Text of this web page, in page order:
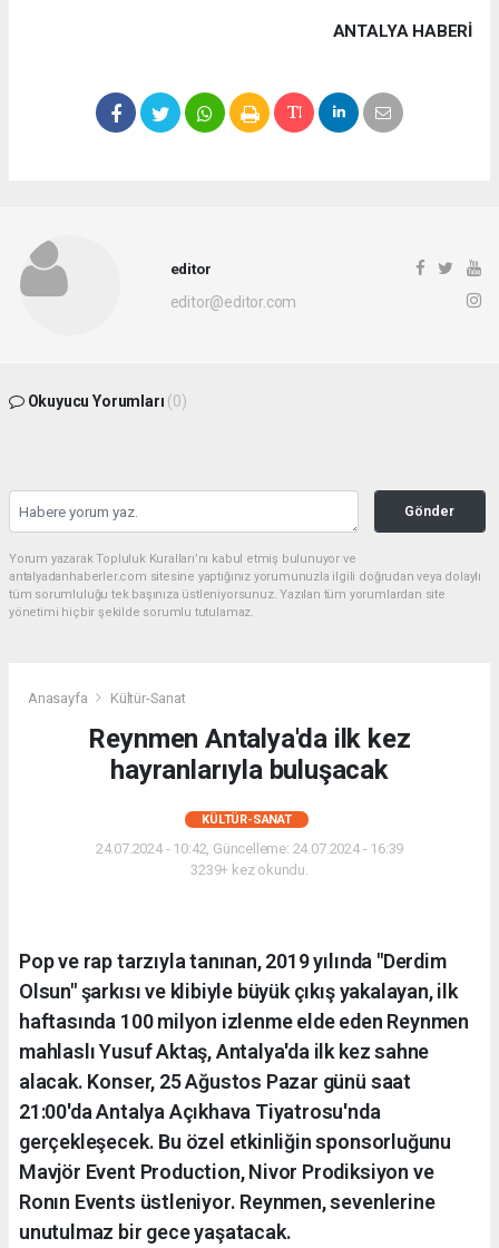
ANTALYA HABERİ
editor
editor@editor.com
Okuyucu Yorumları (0)
Gönder
Yorum yazarak Topluluk Kuralları’nı kabul etmiş bulunuyor ve
antalyadanhaberler.com sitesine yaptığınız yorumunuzla ilgili doğrudan veya dolaylı
tüm sorumluluğu tek başınıza üstleniyorsunuz. Yazılan tüm yorumlardan site
yönetimi hiçbir şekilde sorumlu tutulamaz.
Anasayfa Kültür-Sanat
Reynmen Antalya'da ilk kez
hayranlarıyla buluşacak
KÜLTÜR-SANAT
24.07.2024 - 10:42, Güncelleme: 24.07.2024 - 16:39
3239+ kez okundu.
Pop ve rap tarzıyla tanınan, 2019 yılında "Derdim
Olsun" şarkısı ve klibiyle büyük çıkış yakalayan, ilk
haftasında 100 milyon izlenme elde eden Reynmen
mahlaslı Yusuf Aktaş, Antalya'da ilk kez sahne
alacak. Konser, 25 Ağustos Pazar günü saat
21:00'da Antalya Açıkhava Tiyatrosu'nda
gerçekleşecek. Bu özel etkinliğin sponsorluğunu
Mavjör Event Production, Nivor Prodiksiyon ve
Ronın Events üstleniyor. Reynmen, sevenlerine
unutulmaz bir gece yaşatacak.